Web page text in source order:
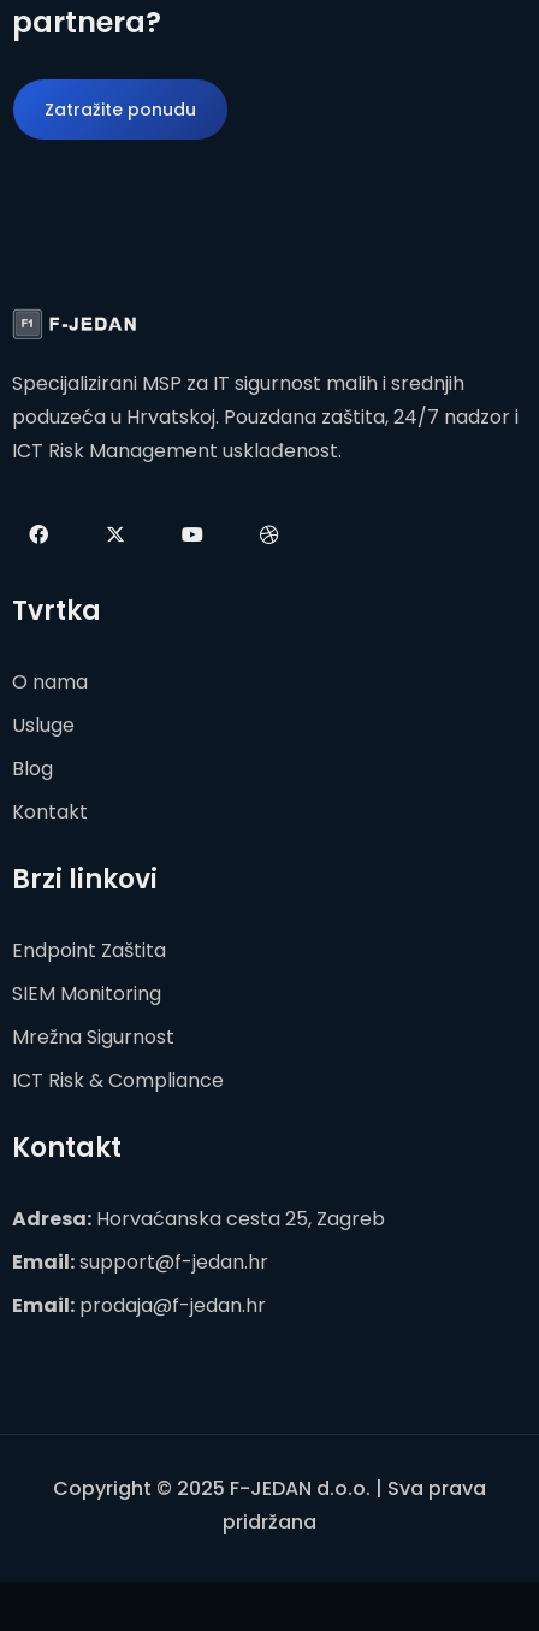
partnera?
Zatražite ponudu
Zatražite ponudu
Specijalizirani MSP za IT sigurnost malih i srednjih
poduzeća u Hrvatskoj. Pouzdana zaštita, 24/7 nadzor i
ICT Risk Management usklađenost.
Tvrtka
O nama
Usluge
Blog
Kontakt
Brzi linkovi
Endpoint Zaštita
SIEM Monitoring
Mrežna Sigurnost
ICT Risk & Compliance
Kontakt
Adresa: Horvaćanska cesta 25, Zagreb
Email:support@f-jedan.hr
Email: prodaja@f-jedan.hr
Copyright © 2025 F-JEDAN d.o.o. | Sva prava
pridržana